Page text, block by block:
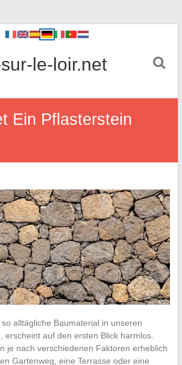
le-loir.net
Ein Pflasterstein
alltägliche Baumaterial in unseren
erscheint auf den ersten Blick harmlos.
je nach verschiedenen Faktoren erheblich
Gartenweg, eine Terrasse oder eine